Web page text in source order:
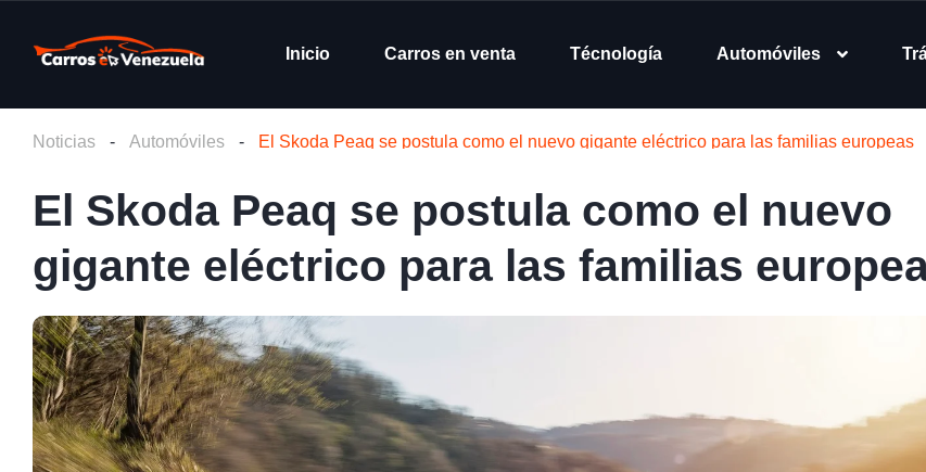
Inicio Carros en venta Técnología Automóviles
Noticias - Automóviles - El Skoda Peaq se postula como el nuevo gigante eléctrico para las familias europeas
El Skoda Peaq se postula como el nuevo
gigante eléctrico para las familias